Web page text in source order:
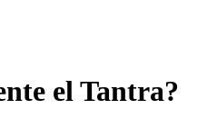
el Tantra?